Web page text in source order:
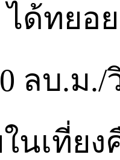
ได้ทย
ลบ.ม
นเที่ย